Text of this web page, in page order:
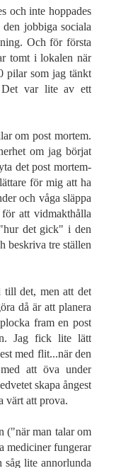
och inte hoppades
jobbiga sociala
Och för första
tomt i lokalen när
pilar som jag tänkt
var lite av ett
om post mortem.
om jag börjat
det post mortem-
för mig att ha
och våga släppa
att vidmakthålla
det gick" i den
beskriva tre ställen
till det, men att det
då är att planera
fram en post
Jag fick lite lätt
med flit...när den
att öva under
skapa ångest
värt att prova.
("när man talar om
mediciner fungerar
lite annorlunda